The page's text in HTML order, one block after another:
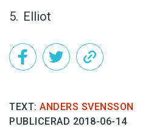
Elliot
TEXT: ANDERS SVENSSON
PUBLICERAD 2018-06-14